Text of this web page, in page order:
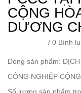
CỘNG
DƯƠNG
/ 0 Bình
Dòng sản phẩm:
CÔNG NGHIỆP